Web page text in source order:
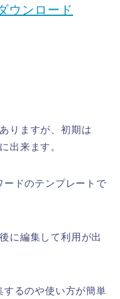
ウンロード
りますが、初期は
出来ます。
ードのテンプレートで
に編集して利用が出
するのや使い方が簡単